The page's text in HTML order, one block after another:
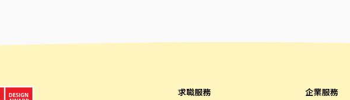
求職服務 企業服務